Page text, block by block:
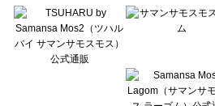
Lugnoncure（ルノンキュール）のワンピース一覧
BETTY'S BLUE（べティーズブルー）のワンピース
Wpc.（ワールドパーティー）のワンピース一覧